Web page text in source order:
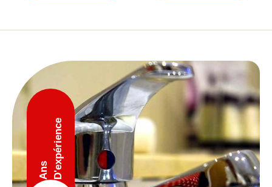
Ans D'expérience